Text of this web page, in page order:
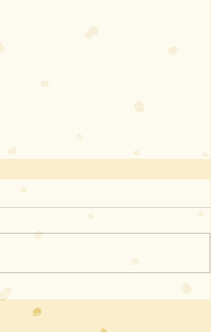
OLHAR 2025 | Do cinema sobre o
Antropoceno para as